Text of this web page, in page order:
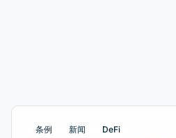
条例 新闻 DeFi